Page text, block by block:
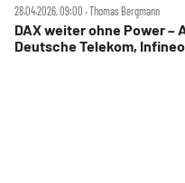
28.04.2026, 09:00 ‧ Thomas Bergmann
DAX weiter ohne Power –
Deutsche Telekom,